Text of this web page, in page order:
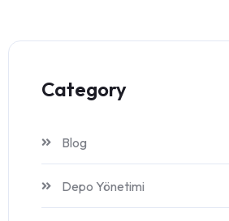
Category
Blog
Depo Yönetimi